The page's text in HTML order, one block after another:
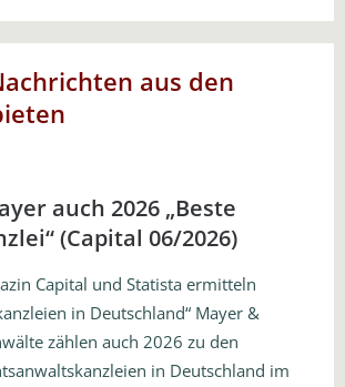
aus den
auch 2026 „Beste
(Capital 06/2026)
Capital und Statista ermitteln
in Deutschland“ Mayer &
zählen auch 2026 zu den
in Deutschland im